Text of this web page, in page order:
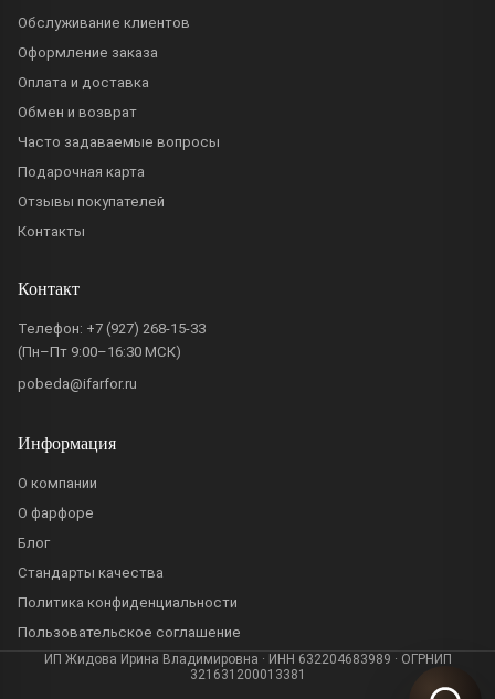
Обслуживание клиентов
Оформление заказа
Оплата и доставка
Обмен и возврат
Часто задаваемые вопросы
Подарочная карта
Отзывы покупателей
Контакты
Контакт
Телефон: +7 (927) 268-15-33
(Пн–Пт 9:00–16:30 МСК)
pobeda@ifarfor.ru
Информация
О компании
О фарфоре
Блог
Стандарты качества
Политика конфиденциальности
Пользовательское соглашение
ИП Жидова Ирина Владимировна · ИНН 632204683989 · ОГРНИП
321631200013381